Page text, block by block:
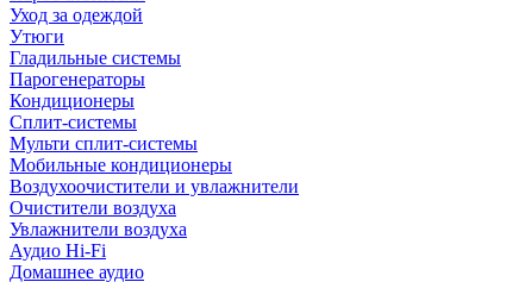
Уход за одеждой
Утюги
Гладильные системы
Парогенераторы
Кондиционеры
Сплит-системы
Мульти сплит-системы
Мобильные кондиционеры
Воздухоочистители и увлажнители
Очистители воздуха
Увлажнители воздуха
Аудио Hi-Fi
Домашнее аудио